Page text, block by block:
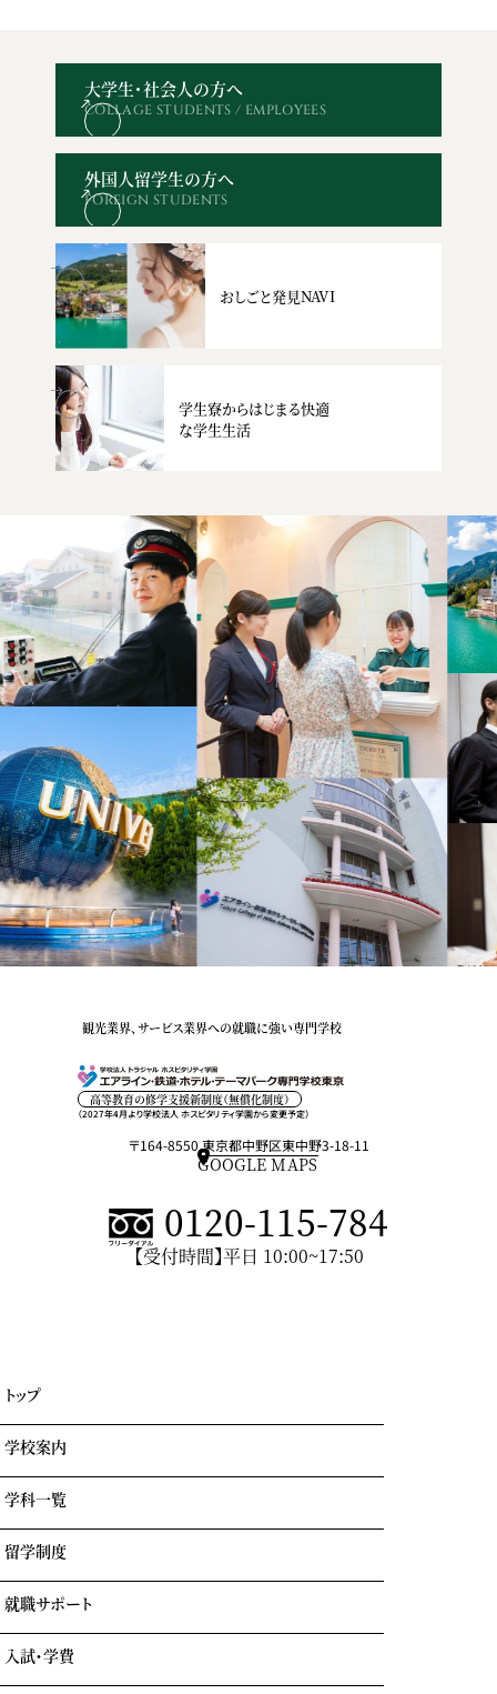
資料請求 オープン
大学生・社会人の方へ
COLLAGE STUDENTS / EMPLOYEES
外国人留学生の方へ
FOREIGN STUDENTS
おしごと発見NAVI
学生寮からはじまる快適
な学生生活
観光業界、サービス業界への就職に強い専門学校
高等教育の修学支援新制度（無償化制度）
（2027年4月より学校法人 ホスピタリティ学園から変更予定）
〒164-8550 東京都中野区東中野3-18-11
GOOGLE MAPS
0120-115-784
【受付時間】平日 10:00~17:50
トップ
学校案内
学園情報・教育理念
リアルな実習室
業界出身の自慢の講師陣
学科一覧
エアライン科
ホテル科
テーマパーク科
留学制度
GOTEMBA ENGLISH CAMP
就職サポート
就職内定実績一覧
入試・学費